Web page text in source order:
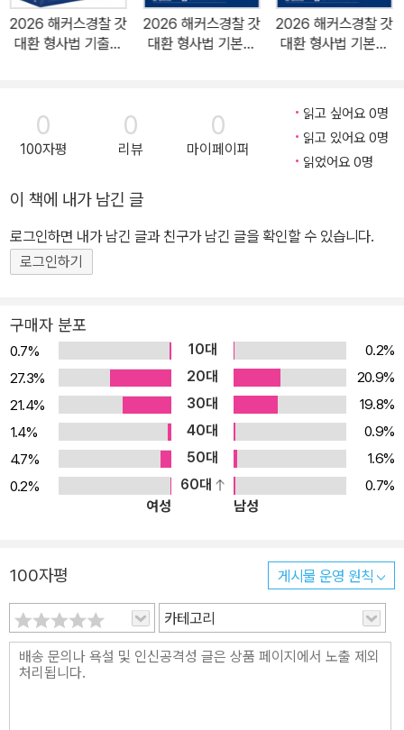
수 있도록 추가하고, 여러 정리 자료나 두문자 등을 효과적으로 활용
하도록 하였습니다. 매번 부족한 교재의 완성도를 위해 최선을 다 해
을 위해 달려가는 여러분들을 항상 응원하며 존경합니다. 지금 많이
지치고 힘들더라도, 끝내 합격하여 이번 겨울 중앙경찰학교에서 환하
게 웃고 있을 스스로를 상상하며 힘내시기 바랍니다. 저 또한 여러분
5년 5월 이국령 드림 1. 최근 출제된 각종 직렬의 중요기출문제 반영
경찰청 주관으로 시행되는 일반경찰(22년 1차부터 25년 1차까지)은
물론 경찰간부, 경정승진, 법학경채의 기출문제를 꼼꼼히 반영하였습
이 되도록 5급공채, 국가직 7급, 지방직 7급, 서울시 7급, 법원직, 법
무사, 법원행시, 국회직 등에서 출제된 중요기출문제를 엄선하여 반
영하였습니다. 2. 중복지문의 삭제와 수험적 재배치 교재를 집필하는
과정에서 고민이 많았던 부분입니다. 각종 기출문제를 나열하다 보면
특정한 지문들이 반복되어 출제되는 경향이 있습니다. 이것을 그대로
똑같이 수록하게 되면 수험 막판에 어떤 지문이 반복되어 출제되었는
지 파악하는데 시간이 걸려 교재를 효율적으로 활용하기 어렵습니다.
그러나 특정한 지문이 반복되어 출제되었다는 것은 그만큼 중요한 지
문이므로, 해설에 기출된 연도와 직렬을 모두 기입하여 중요성을 인
노력하되, 수험적으로 재배치된 문제를 풀어봄으로써 모의고사를 보
는 효과를 보도록 하는데 주안점을 두었습니다. 3. 꼼꼼한 기출표시
와 해설 강약을 조절하며 학습할 수 있도록 기출표시를 꼼꼼히 해 두
었고, 지문들 중 판례번호를 인용하는 것으로 충분한 지문들과 별도
의 해설이 필요한 지문들을 구분하여 양을 최적화하였습니다. 또한
2026 해커스경찰 갓
대환 형사법 기출총
2026 해커스경찰 갓
대환 형사법 기본서
2026 해커스경찰 갓
대환 형사법 기본서
0
100자평
0
리뷰
0
마이페이퍼
읽고 싶어요 0명
읽고 있어요 0명
읽었어요 0명
이 책에 내가 남긴 글
로그인하면 내가 남긴 글과 친구가 남긴 글을 확인할 수 있습니다.
로그인하기
구매자 분포
0.7% 10대
0.2%
27.3%
20대
20.9%
21.4%
30대
19.8%
1.4%
40대
0.9%
4.7%
50대
1.6%
0.2%
60대
0.7%
여성
남성
100자평 게시물 운영 원칙
카테고리